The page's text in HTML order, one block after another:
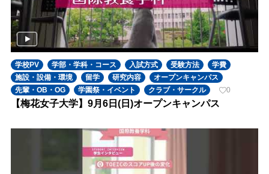
学校PV 学部・学科・コース 入試方式 受験方法
学費
施設・設備・環境
留学 研究内容
オープンキャンパス
先輩・OB・OG
学園祭・イベント クラブ・サークル 0
【梅花女子大学】9月6日(日)オープンキャンパス